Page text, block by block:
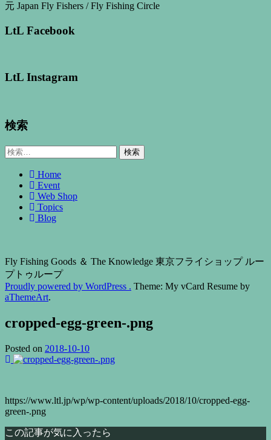
元 Japan Fly Fishers / Fly Fishing Circle
LtL Facebook
LtL Instagram
検索
検
Home
Event
Web Shop
Topics
Blog
Fly Fishing Goods ＆ The Knowledge 東京フライショップ ルー
プトゥループ
Proudly powered by WordPress . Theme: My vCard Resume by
aThemeArt.
cropped-egg-green-.png
Posted on 2018-10-10
https://www.ltl.jp/wp/wp-content/uploads/2018/10/cropped-egg-
green-.png
この記事が気に入ったら